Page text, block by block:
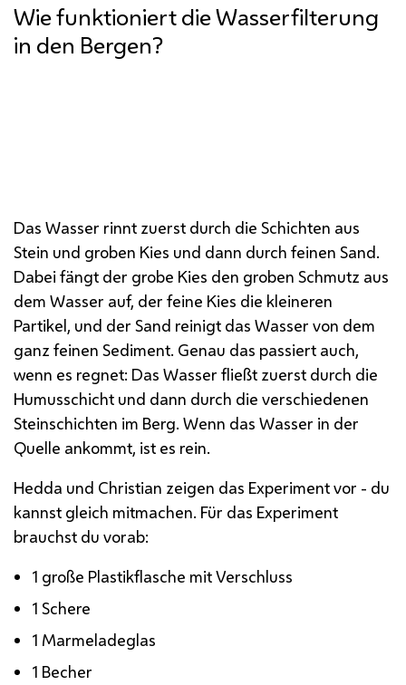
Wie funktioniert die Wasserfilterung
in den Bergen?
Das Wasser rinnt zuerst durch die Schichten aus
Stein und groben Kies und dann durch feinen Sand.
Dabei fängt der grobe Kies den groben Schmutz aus
dem Wasser auf, der feine Kies die kleineren
Partikel, und der Sand reinigt das Wasser von dem
ganz feinen Sediment. Genau das passiert auch,
wenn es regnet: Das Wasser fließt zuerst durch die
Humusschicht und dann durch die verschiedenen
Steinschichten im Berg. Wenn das Wasser in der
Quelle ankommt, ist es rein.
Hedda und Christian zeigen das Experiment vor - du
kannst gleich mitmachen. Für das Experiment
brauchst du vorab:
1 große Plastikflasche mit Verschluss
1 Schere
1 Marmeladeglas
1 Becher